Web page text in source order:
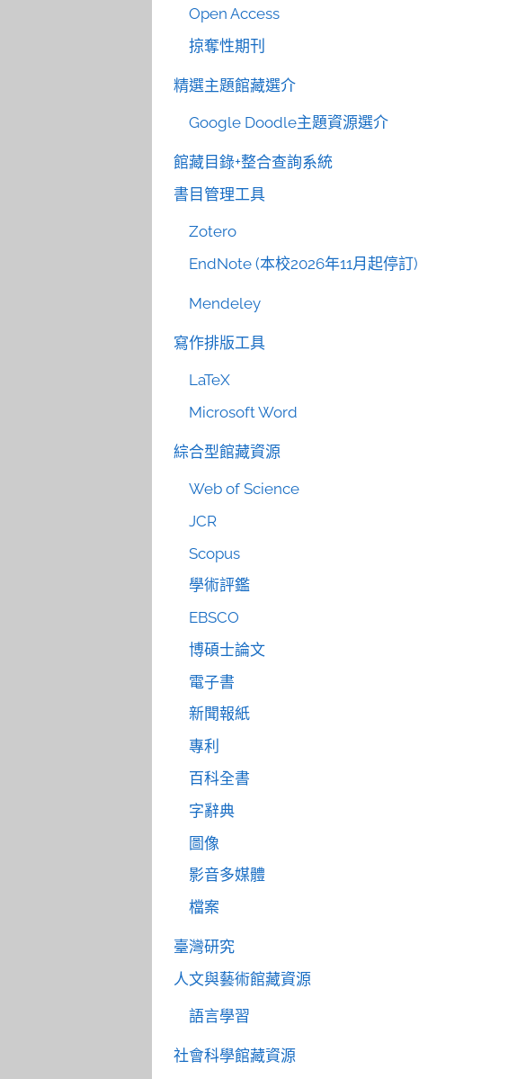
Open Access
掠奪性期刊
精選主題館藏選介
Google Doodle主題資源選介
館藏目錄+整合查詢系統
書目管理工具
Zotero
EndNote (本校2026年11月起停訂)
Mendeley
寫作排版工具
LaTeX
Microsoft Word
綜合型館藏資源
Web of Science
JCR
Scopus
學術評鑑
EBSCO
博碩士論文
電子書
新聞報紙
專利
百科全書
字辭典
圖像
影音多媒體
檔案
臺灣研究
人文與藝術館藏資源
語言學習
社會科學館藏資源